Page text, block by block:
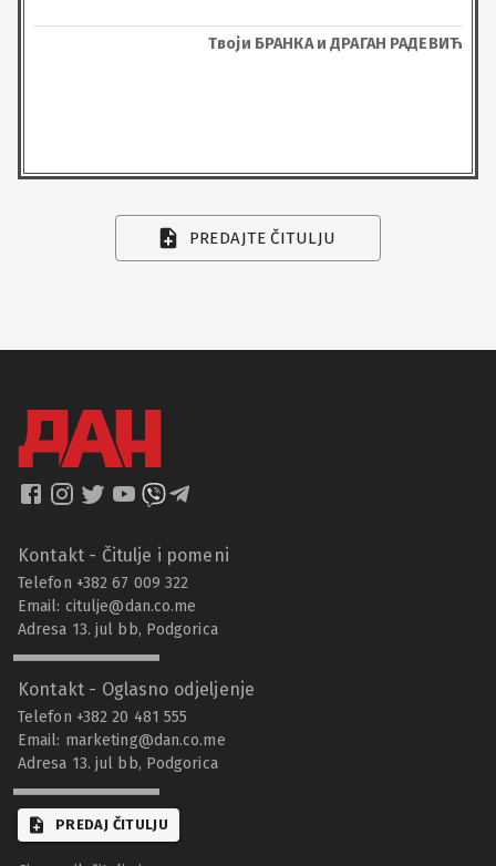
Твоји БРАНКА и ДРАГАН РАДЕВИЋ
PREDAJTE ČITULJU
Kontakt - Čitulje i pomeni
Telefon +382 67 009 322
Email: citulje@dan.co.me
Adresa 13. jul bb, Podgorica
Kontakt - Oglasno odjeljenje
Telefon +382 20 481 555
Email: marketing@dan.co.me
Adresa 13. jul bb, Podgorica
PREDAJ ČITULJU